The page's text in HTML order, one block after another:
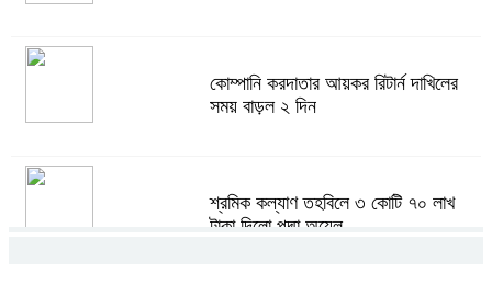
কোম্পানি করদাতার আয়কর রিটার্ন দাখিলের
সময় বাড়ল ২ দিন
শ্রমিক কল্যাণ তহবিলে ৩ কোটি ৭০ লাখ
টাকা দিলো পদ্মা অয়েল